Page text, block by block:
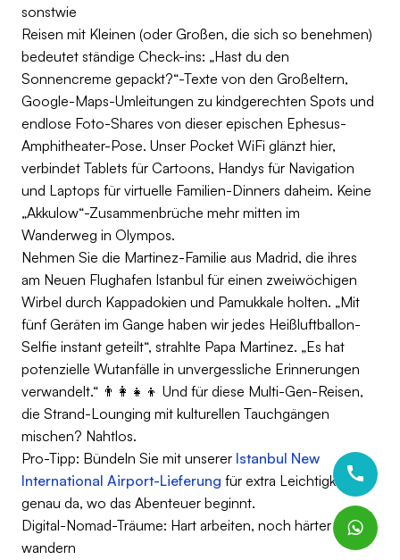
sonstwie
Reisen mit Kleinen (oder Großen, die sich so benehmen)
bedeutet ständige Check-ins: „Hast du den
Sonnencreme gepackt?“-Texte von den Großeltern,
Google-Maps-Umleitungen zu kindgerechten Spots und
endlose Foto-Shares von dieser epischen Ephesus-
Amphitheater-Pose. Unser Pocket WiFi glänzt hier,
verbindet Tablets für Cartoons, Handys für Navigation
und Laptops für virtuelle Familien-Dinners daheim. Keine
„Akkulow“-Zusammenbrüche mehr mitten im
Wanderweg in Olympos.
Nehmen Sie die Martinez-Familie aus Madrid, die ihres
am Neuen Flughafen Istanbul für einen zweiwöchigen
Wirbel durch Kappadokien und Pamukkale holten. „Mit
fünf Geräten im Gange haben wir jedes Heißluftballon-
Selfie instant geteilt“, strahlte Papa Martinez. „Es hat
potenzielle Wutanfälle in unvergessliche Erinnerungen
verwandelt.“ 👨‍👩‍👧‍👦 Und für diese Multi-Gen-Reisen,
die Strand-Lounging mit kulturellen Tauchgängen
mischen? Nahtlos.
Pro-Tipp: Bündeln Sie mit unserer Istanbul New
International Airport-Lieferung für extra Leichtigkeit –
genau da, wo das Abenteuer beginnt.
Digital-Nomad-Träume: Hart arbeiten, noch härter
wandern